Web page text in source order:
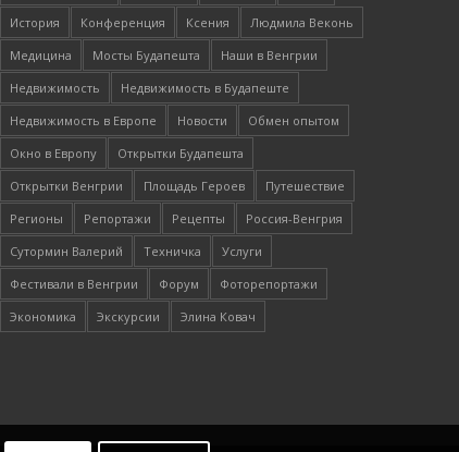
История
Конференция Ксения
Людмила Веконь
Медицина
Мосты Будапешта
Наши в Венгрии
Недвижимость
Недвижимость в Будапеште
Недвижимость в Европе
Новости
Обмен опытом
Окно в Европу
Открытки Будапешта
Открытки Венгрии
Площадь Героев
Путешествие
Регионы
Репортажи Рецепты
Россия-Венгрия
Сутормин Валерий
Техничка
Услуги
Фестивали в Венгрии
Форум
Фоторепортажи
Экономика
Экскурсии Элина Ковач